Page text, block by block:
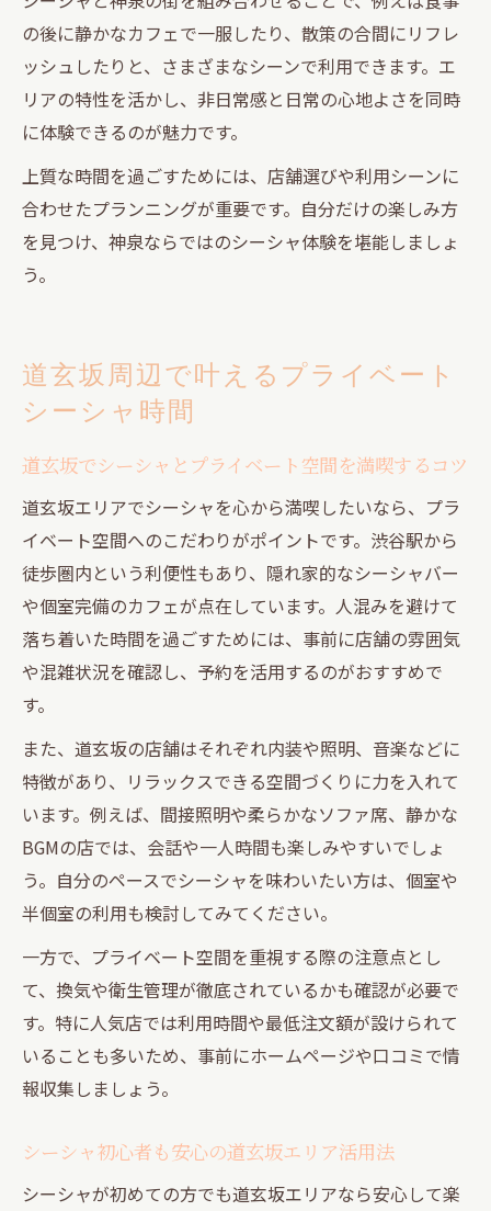
の後に静かなカフェで一服したり、散策の合間にリフレ
ッシュしたりと、さまざまなシーンで利用できます。エ
リアの特性を活かし、非日常感と日常の心地よさを同時
に体験できるのが魅力です。
上質な時間を過ごすためには、店舗選びや利用シーンに
合わせたプランニングが重要です。自分だけの楽しみ方
を見つけ、神泉ならではのシーシャ体験を堪能しましょ
う。
道玄坂周辺で叶えるプライベート
シーシャ時間
道玄坂でシーシャとプライベート空間を満喫するコツ
道玄坂エリアでシーシャを心から満喫したいなら、プラ
イベート空間へのこだわりがポイントです。渋谷駅から
徒歩圏内という利便性もあり、隠れ家的なシーシャバー
や個室完備のカフェが点在しています。人混みを避けて
落ち着いた時間を過ごすためには、事前に店舗の雰囲気
や混雑状況を確認し、予約を活用するのがおすすめで
す。
また、道玄坂の店舗はそれぞれ内装や照明、音楽などに
特徴があり、リラックスできる空間づくりに力を入れて
います。例えば、間接照明や柔らかなソファ席、静かな
BGMの店では、会話や一人時間も楽しみやすいでしょ
う。自分のペースでシーシャを味わいたい方は、個室や
半個室の利用も検討してみてください。
一方で、プライベート空間を重視する際の注意点とし
て、換気や衛生管理が徹底されているかも確認が必要で
す。特に人気店では利用時間や最低注文額が設けられて
いることも多いため、事前にホームページや口コミで情
報収集しましょう。
シーシャ初心者も安心の道玄坂エリア活用法
シーシャが初めての方でも道玄坂エリアなら安心して楽